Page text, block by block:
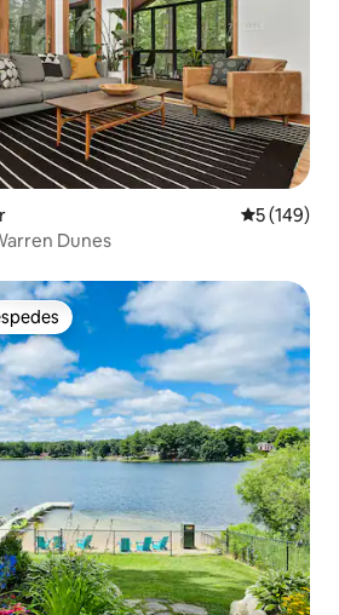
5 (149)
Dunes
entre huéspedes